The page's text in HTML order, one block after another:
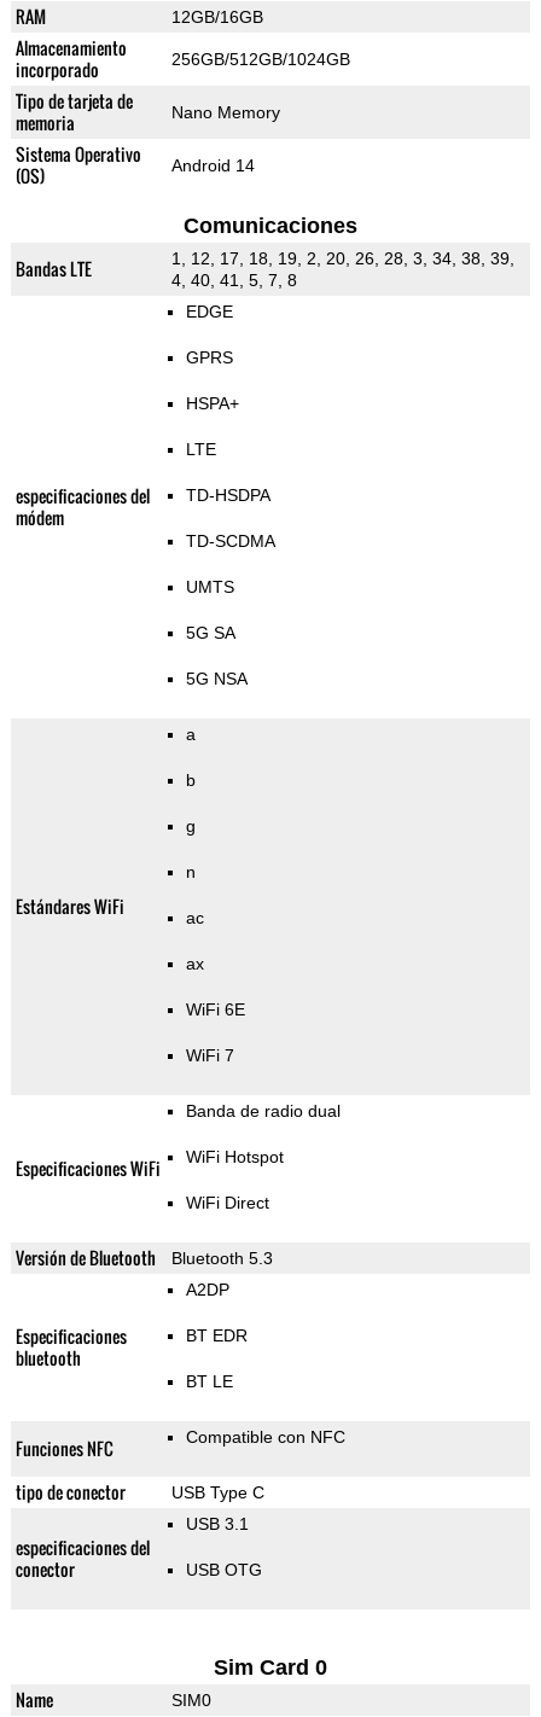
RAM 12GB/16GB
Almacenamiento
incorporado
256GB/512GB/1024GB
Tipo de tarjeta de
memoria
Nano Memory
Sistema Operativo
(OS)
Android 14
Comunicaciones
Bandas LTE
1, 12, 17, 18, 19, 2, 20, 26, 28, 3, 34, 38, 39,
4, 40, 41, 5, 7, 8
especificaciones del
módem
EDGE
GPRS
HSPA+
LTE
TD-HSDPA
TD-SCDMA
UMTS
5G SA
5G NSA
Estándares WiFi
a
b
g
n
ac
ax
WiFi 6E
WiFi 7
Especificaciones WiFi
Banda de radio dual
WiFi Hotspot
WiFi Direct
Versión de Bluetooth Bluetooth 5.3
Especificaciones
bluetooth
A2DP
BT EDR
BT LE
Funciones NFC Compatible con NFC
tipo de conector USB Type C
especificaciones del
conector
USB 3.1
USB OTG
Sim Card 0
Name SIM0